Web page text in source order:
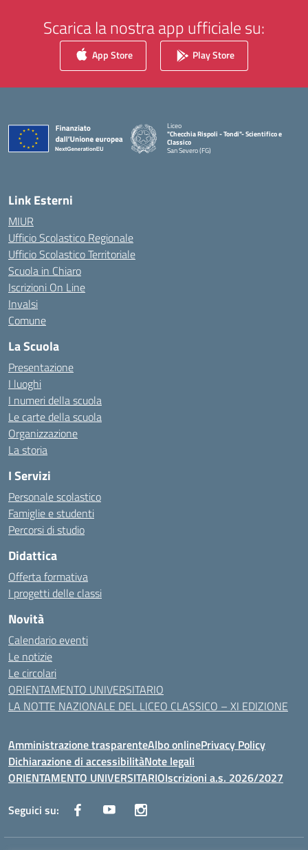
Scarica la nostra app ufficiale su:
App Store Play Store
Liceo
"Checchia Rispoli - Tondi"- Scientifico e
Classico
San Severo (FG)
Link Esterni
MIUR
Ufficio Scolastico Regionale
Ufficio Scolastico Territoriale
Scuola in Chiaro
Iscrizioni On Line
Invalsi
Comune
La Scuola
Presentazione
I luoghi
I numeri della scuola
Le carte della scuola
Organizzazione
La storia
I Servizi
Personale scolastico
Famiglie e studenti
Percorsi di studio
Didattica
Offerta formativa
I progetti delle classi
Novità
Calendario eventi
Le notizie
Le circolari
ORIENTAMENTO UNIVERSITARIO
LA NOTTE NAZIONALE DEL LICEO CLASSICO – XI EDIZIONE
Amministrazione trasparenteAlbo onlinePrivacy Policy
Dichiarazione di accessibilitàNote legali
ORIENTAMENTO UNIVERSITARIOIscrizioni a.s. 2026/2027
Seguici su: